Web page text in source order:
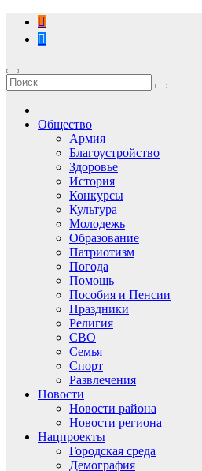
Перейти
содержимому
Общество
Армия
Благоустройство
Здоровье
История
Конкурсы
Культура
Молодежь
Образование
Патриотизм
Погода
Помощь
Пособия и Пенсии
Праздники
Религия
СВО
Семья
Спорт
Развлечения
Новости
Новости района
Новости региона
Нацпроекты
Городская среда
Демография